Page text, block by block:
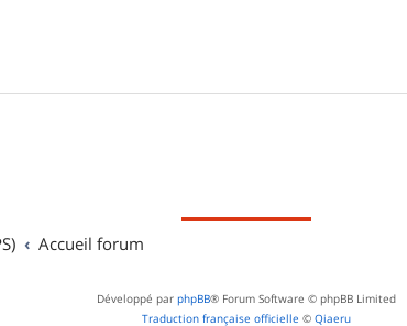
Accueil forum
Développé par phpBB® Forum Software © phpBB Limited
Traduction française officielle © Qiaeru